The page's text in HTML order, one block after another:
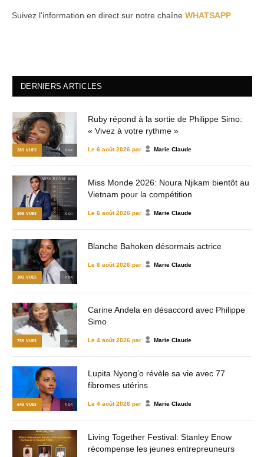
Suivez l'information en direct sur notre chaîne WHATSAPP
DERNIERS ARTICLES
283 VUES © DR
Ruby répond à la sortie de Philippe Simo:
« Vivez à votre rythme »
Le 6 août 2026 par Marie Claude
303 VUES © DR
Miss Monde 2026: Noura Njikam bientôt au
Vietnam pour la compétition
Le 6 août 2026 par Marie Claude
302 VUES © DR
Blanche Bahoken désormais actrice
Le 6 août 2026 par Marie Claude
755 VUES © DR
Carine Andela en désaccord avec Philippe
Simo
Le 4 août 2026 par Marie Claude
643 VUES © DR
Lupita Nyong’o révèle sa vie avec 77
fibromes utérins
Le 4 août 2026 par Marie Claude
Living Together Festival: Stanley Enow
récompense les jeunes entrepreuneurs